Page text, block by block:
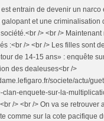
est entrain de devenir un narco
et une criminalisation
/> <br />
:<br /> <br /> Les filles sont
de 14-15 ans» : enquête
des dealeuses<br />
societe/actu/
clan-enquete-sur-la-
/> <br /> On va se retrouver
comme sur la cote pacifique